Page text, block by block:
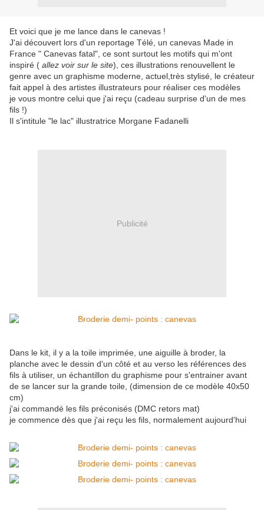
Et voici que je me lance dans le canevas !
J'ai découvert lors d'un reportage Télé, un canevas Made in
France " Canevas fatal", ce sont surtout les motifs qui m'ont
inspiré ( allez voir sur le site), ces illustrations renouvellent le
genre avec un graphisme moderne, actuel,très stylisé, le créateur
fait appel à des artistes illustrateurs pour réaliser ces modèles
je vous montre celui que j'ai reçu (cadeau surprise d'un de mes
fils !)
Il s'intitule "le lac" illustratrice Morgane Fadanelli
Publicité
Dans le kit, il y a la toile imprimée, une aiguille à broder, la
planche avec le dessin d'un côté et au verso les références des
fils à utiliser, un échantillon du graphisme pour s'entrainer avant
de se lancer sur la grande toile, (dimension de ce modèle 40x50
cm)
j'ai commandé les fils préconisés (DMC retors mat)
je commence dès que j'ai reçu les fils, normalement aujourd'hui